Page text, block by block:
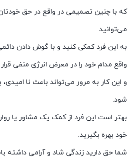
که با چنین تصمیمی در واقع در حق
می‌توانید
به این فرد کمکی کنید و با گوش دادن
واقع مدام خود را در معرض انرژی منفی
و این کار به مرور می‌تواند باعث نا
شود.
بهتر است این فرد از کمک یک مشاور یا
خود بهره بگیرید.
شما حق دارید زندگی شاد و آرامی داشته